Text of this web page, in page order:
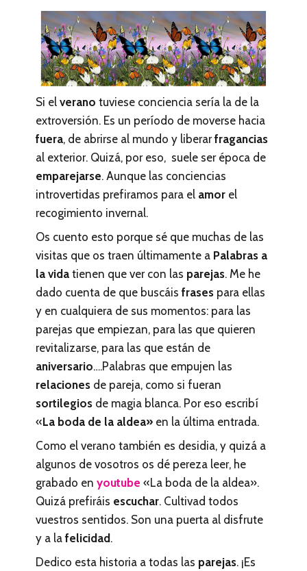
Si elverano tuviese conciencia sería la de la
extroversión. Es un período de moverse hacia
fuera, de abrirse al mundo y liberarfragancias
al exterior. Quizá, por eso, suele ser época de
emparejarse. Aunque las conciencias
introvertidas prefiramos para el amor el
recogimiento invernal.
Os cuento esto porque sé que muchas de las
visitas que os traen últimamente a Palabras a
la vida tienen que ver con las parejas. Me he
dado cuenta de que buscáisfrases para ellas
y en cualquiera de sus momentos: para las
parejas que empiezan, para las que quieren
revitalizarse, para las que están de
aniversario….Palabras que empujen las
relaciones de pareja, como si fueran
sortilegios de magia blanca. Por eso escribí
«La boda de la aldea» en la última entrada.
Como el verano también es desidia, y quizá a
algunos de vosotros os dé pereza leer, he
grabado enyoutube «La boda de la aldea».
Quizá prefiráis escuchar. Cultivad todos
vuestros sentidos. Son una puerta al disfrute
y a lafelicidad.
Dedico esta historia a todas las parejas. ¡Es